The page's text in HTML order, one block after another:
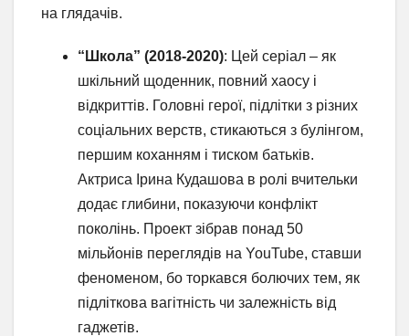
на глядачів.
“Школа” (2018-2020): Цей серіал – як
шкільний щоденник, повний хаосу і
відкриттів. Головні герої, підлітки з різних
соціальних верств, стикаються з булінгом,
першим коханням і тиском батьків.
Актриса Ірина Кудашова в ролі вчительки
додає глибини, показуючи конфлікт
поколінь. Проект зібрав понад 50
мільйонів переглядів на YouTube, ставши
феноменом, бо торкався болючих тем, як
підліткова вагітність чи залежність від
гаджетів.